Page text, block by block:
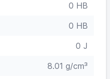
0 HB
0 HB
0 J
8.01 g/cm³